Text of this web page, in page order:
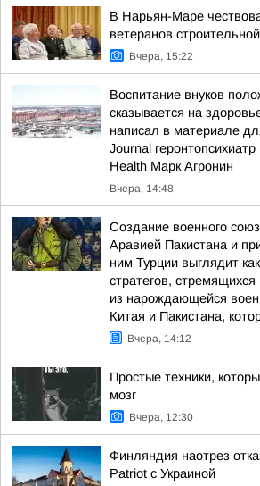
В Нарьян-Маре
ветеранов
Вчера, 15:22
Воспитание внуков
сказывается на
написал в материале
Journal
Health Марк Агронин
Вчера, 14:48
Создание военного
Аравией Пакистана и
ним Турции выглядит
стратегов,
из нарождающейся
Китая и Пакистана,
Вчера, 14:12
Простые техники,
мозг
Вчера, 12:30
Финляндия наотрез
Patriot с Украиной